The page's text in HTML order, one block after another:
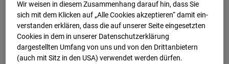
BC-120 - BV W2
Campus BT 1-3
Wir weisen in diesem Zusammenhang darauf hin, dass Sie
sich mit dem Klicken auf „Alle Cookies akzeptieren“ damit ein­
ver­standen erklären, dass die auf unserer Seite eingesetzten
Cookies in dem in unserer Datenschutzerklärung
dargestellten Umfang von uns und von den Drittanbietern
(auch mit Sitz in den USA) verwendet werden dürfen.